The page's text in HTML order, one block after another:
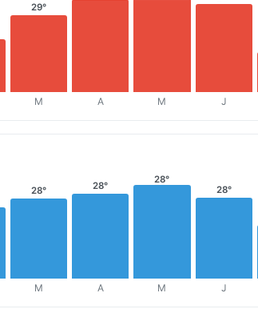
29°
M A M J
28°
M
28°
A
28°
M
28°
J